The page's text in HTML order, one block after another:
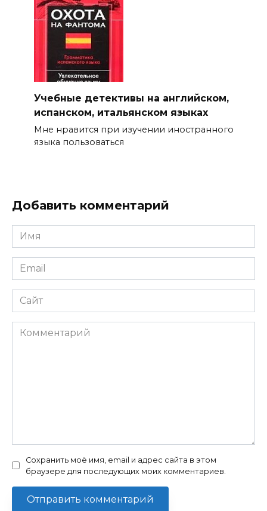
Учебные детективы на английском,
испанском, итальянском языках
Мне нравится при изучении иностранного
языка пользоваться
Добавить комментарий
Имя
*
Email
*
Сайт
Комментарий
Сохранить моё имя, email и адрес сайта в этом
браузере для последующих моих комментариев.